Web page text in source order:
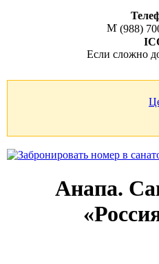
(988)
Если сложно
Анапа.